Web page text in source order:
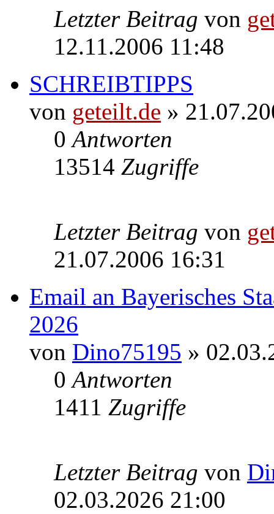
Letzter Beitrag von
12.11.2006 11:48
SCHREIBTIPPS
von geteilt.de »
0Antworten
13514 Zugriffe
Letzter Beitrag von
21.07.2006 16:31
Email an Bayerisches
2026
von Dino75195 »
0Antworten
1411 Zugriffe
Letzter Beitrag von
02.03.2026 21:00